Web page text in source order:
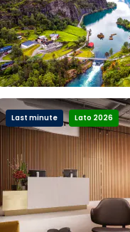
Last minute Lato 2026